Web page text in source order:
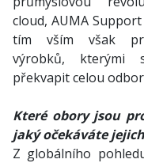
cloud, AUMA
tím vším však
výrobků, kterými
překvapit celou
Které obory jsou
jaký očekáváte
Z globálního